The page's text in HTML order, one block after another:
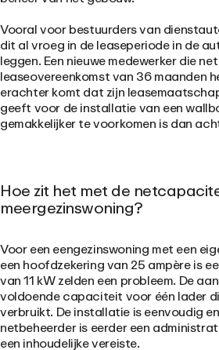
Vooral voor bestuurders van
dit al vroeg in de leaseperiode in de
leggen. Een nieuwe medewerker die
leaseovereenkomst van 36 maanden
erachter komt dat zijn
geeft voor de installatie van een
gemakkelijker te voorkomen is dan
Hoe zit het met de
meergezinswoning?
Voor een eengezinswoning met een
een hoofdzekering van 25 ampère is
van 11 kW zelden een probleem. De
voldoende capaciteit voor één lader
verbruikt. De installatie is eenvoudig
netbeheerder is eerder een
een inhoudelijke vereiste.